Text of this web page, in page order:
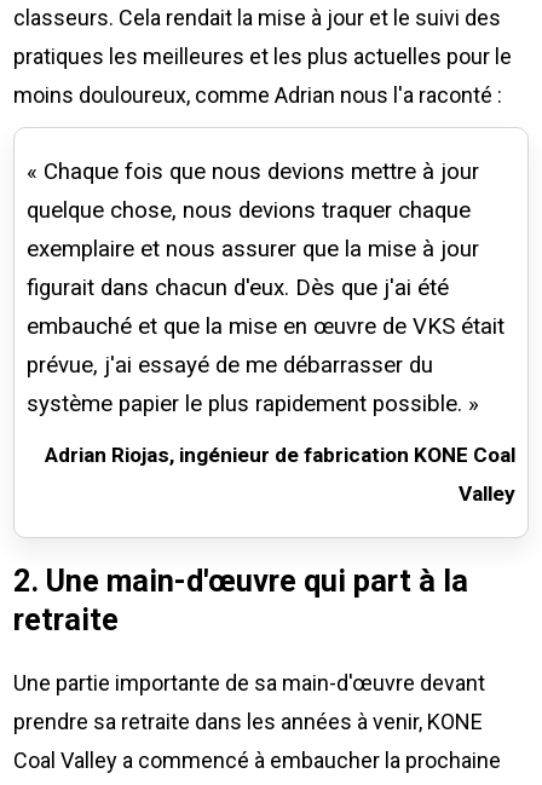
classeurs. Cela rendait la mise à jour et le suivi des
pratiques les meilleures et les plus actuelles pour le
moins douloureux, comme Adrian nous l'a raconté :
« Chaque fois que nous devions mettre à jour
quelque chose, nous devions traquer chaque
exemplaire et nous assurer que la mise à jour
figurait dans chacun d'eux. Dès que j'ai été
embauché et que la mise en œuvre de VKS était
prévue, j'ai essayé de me débarrasser du
système papier le plus rapidement possible. »
Adrian Riojas, ingénieur de fabrication KONE Coal
Valley
2. Une main-d'œuvre qui part à la
retraite
Une partie importante de sa main-d'œuvre devant
prendre sa retraite dans les années à venir, KONE
Coal Valley a commencé à embaucher la prochaine